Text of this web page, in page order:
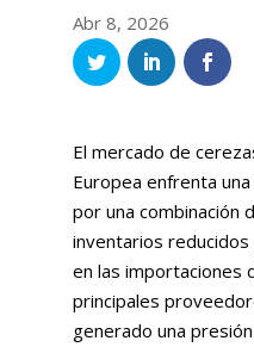
Abr 8, 2026
El mercado de
Europea enfrenta
por una combinación
inventarios reducidos
en las importaciones
principales
generado una